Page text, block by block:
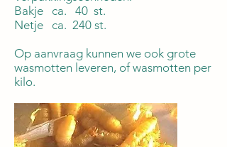
Bakje ca. 40 st.
Netje ca. 240 st.
Op aanvraag kunnen we ook grote
wasmotten leveren, of wasmotten per
kilo.